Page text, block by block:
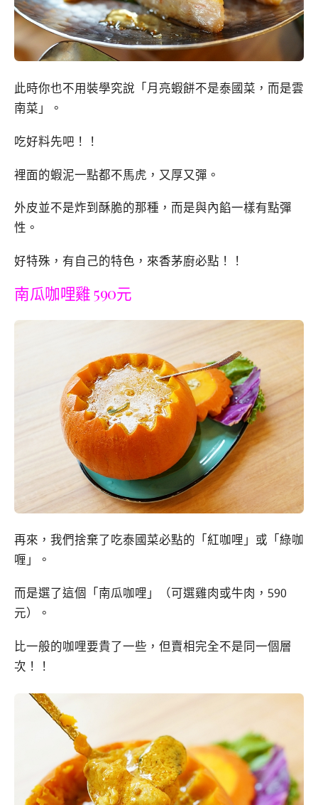
此時你也不用裝學究說「月亮蝦餅不是泰國菜，而是雲
南菜」。
吃好料先吧！！
裡面的蝦泥一點都不馬虎，又厚又彈。
外皮並不是炸到酥脆的那種，而是與內餡一樣有點彈
性。
好特殊，有自己的特色，來香茅廚必點！！
南瓜咖哩雞 590元
再來，我們捨棄了吃泰國菜必點的「紅咖哩」或「綠咖
喱」。
而是選了這個「南瓜咖哩」（可選雞肉或牛肉，590
元）。
比一般的咖哩要貴了一些，但賣相完全不是同一個層
次！！